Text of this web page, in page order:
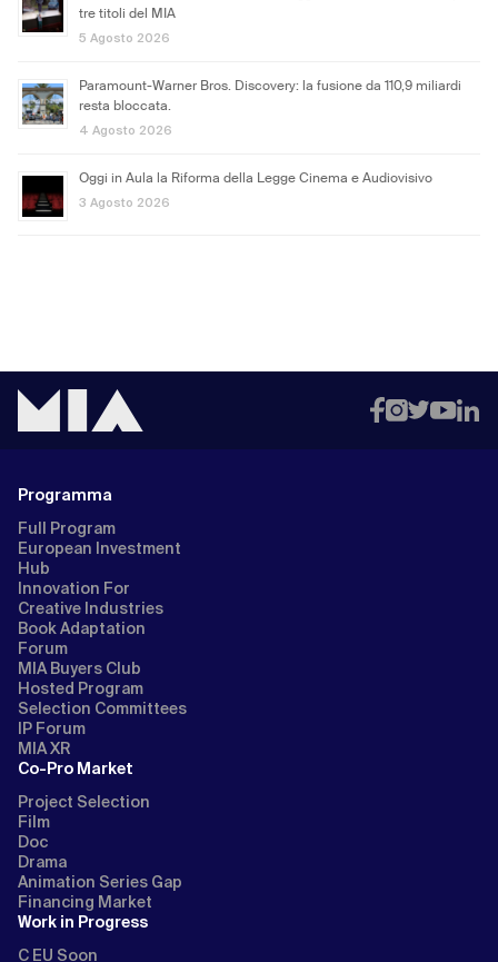
tre titoli del MIA
5 Agosto 2026
Paramount-Warner Bros. Discovery: la fusione da 110,9 miliardi
resta bloccata.
4 Agosto 2026
Oggi in Aula la Riforma della Legge Cinema e Audiovisivo
3 Agosto 2026
Programma
Full Program
European Investment
Hub
Innovation For
Creative Industries
Book Adaptation
Forum
MIA Buyers Club
Hosted Program
Selection Committees
IP Forum
MIA XR
Co-Pro Market
Project Selection
Film
Doc
Drama
Animation Series Gap
Financing Market
Work in Progress
C EU Soon